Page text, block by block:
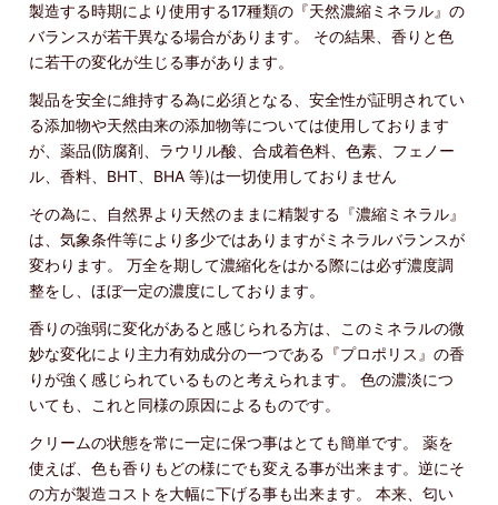
製造する時期により使用する17種類の『天然濃縮ミネラル』の
バランスが若干異なる場合があります。 その結果、香りと色
に若干の変化が生じる事があります。
製品を安全に維持する為に必須となる、安全性が証明されてい
る添加物や天然由来の添加物等については使用しております
が、薬品(防腐剤、ラウリル酸、合成着色料、色素、フェノー
ル、香料、BHT、BHA 等)は一切使用しておりません
その為に、自然界より天然のままに精製する『濃縮ミネラル』
は、気象条件等により多少ではありますがミネラルバランスが
変わります。 万全を期して濃縮化をはかる際には必ず濃度調
整をし、ほぼ一定の濃度にしております。
香りの強弱に変化があると感じられる方は、このミネラルの微
妙な変化により主力有効成分の一つである『プロポリス』の香
りが強く感じられているものと考えられます。 色の濃淡につ
いても、これと同様の原因によるものです。
クリームの状態を常に一定に保つ事はとても簡単です。 薬を
使えば、色も香りもどの様にでも変える事が出来ます。逆にそ
の方が製造コストを大幅に下げる事も出来ます。 本来、匂い